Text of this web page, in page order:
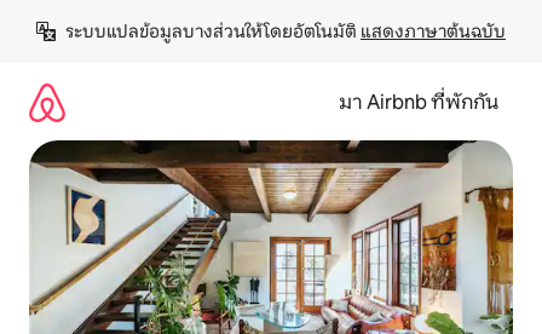
เนื้อหา
ระบบแปลข้อมูลบางส่วนให้โดยอัตโนมัติ แสดงภาษาต้นฉบับ
มา Airbnb ที่พักกัน